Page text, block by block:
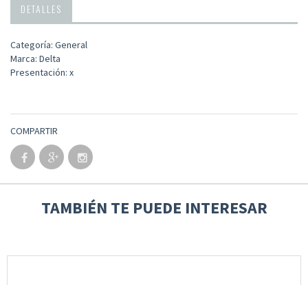
DETALLES
Categoría: General
Marca: Delta
Presentación: x
COMPARTIR
TAMBIÉN TE PUEDE INTERESAR